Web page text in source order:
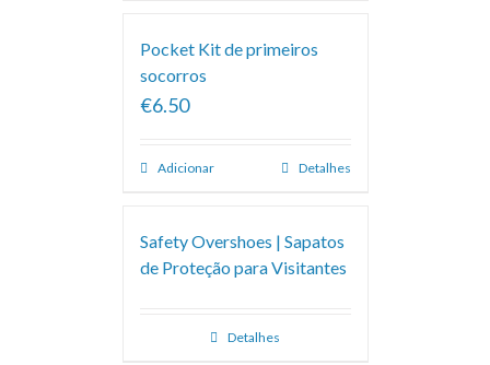
Pocket Kit de primeiros
socorros
€6.50
Adicionar Detalhes
Safety Overshoes | Sapatos
de Proteção para Visitantes
Detalhes